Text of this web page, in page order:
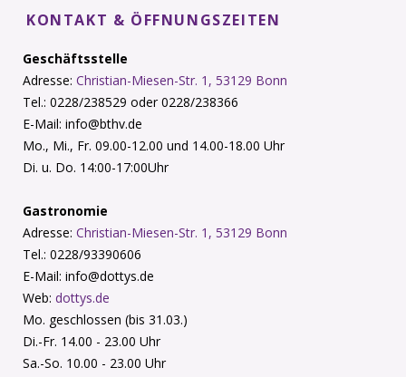
KONTAKT & ÖFFNUNGSZEITEN
Geschäftsstelle
Adresse: Christian-Miesen-Str. 1, 53129 Bonn
Tel.: 0228/238529 oder 0228/238366
E-Mail: info@bthv.de
Mo., Mi., Fr. 09.00-12.00 und 14.00-18.00 Uhr
Di. u. Do. 14:00-17:00Uhr
Gastronomie
Adresse: Christian-Miesen-Str. 1, 53129 Bonn
Tel.: 0228/93390606
E-Mail: info@dottys.de
Web: dottys.de
Mo. geschlossen (bis 31.03.)
Di.-Fr. 14.00 - 23.00 Uhr
Sa.-So. 10.00 - 23.00 Uhr